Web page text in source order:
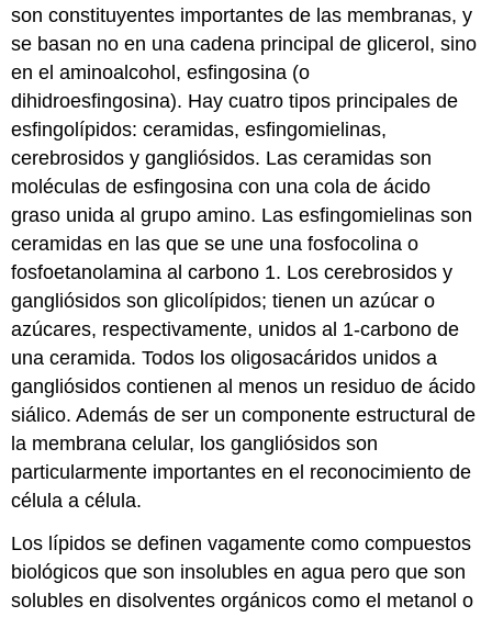
son constituyentes importantes de las membranas, y
se basan no en una cadena principal de glicerol, sino
en el aminoalcohol, esfingosina (o
dihidroesfingosina). Hay cuatro tipos principales de
esfingolípidos: ceramidas, esfingomielinas,
cerebrosidos y gangliósidos. Las ceramidas son
moléculas de esfingosina con una cola de ácido
graso unida al grupo amino. Las esfingomielinas son
ceramidas en las que se une una fosfocolina o
fosfoetanolamina al carbono 1. Los cerebrosidos y
gangliósidos son glicolípidos; tienen un azúcar o
azúcares, respectivamente, unidos al 1-carbono de
una ceramida. Todos los oligosacáridos unidos a
gangliósidos contienen al menos un residuo de ácido
siálico. Además de ser un componente estructural de
la membrana celular, los gangliósidos son
particularmente importantes en el reconocimiento de
célula a célula.
Los lípidos se definen vagamente como compuestos
biológicos que son insolubles en agua pero que son
solubles en disolventes orgánicos como el metanol o